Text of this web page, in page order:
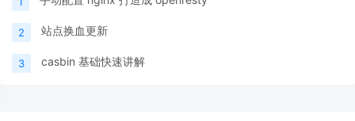
2 站点换血更新
3 casbin 基础快速讲解